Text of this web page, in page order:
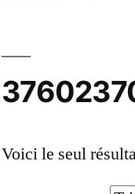
Voici le seul